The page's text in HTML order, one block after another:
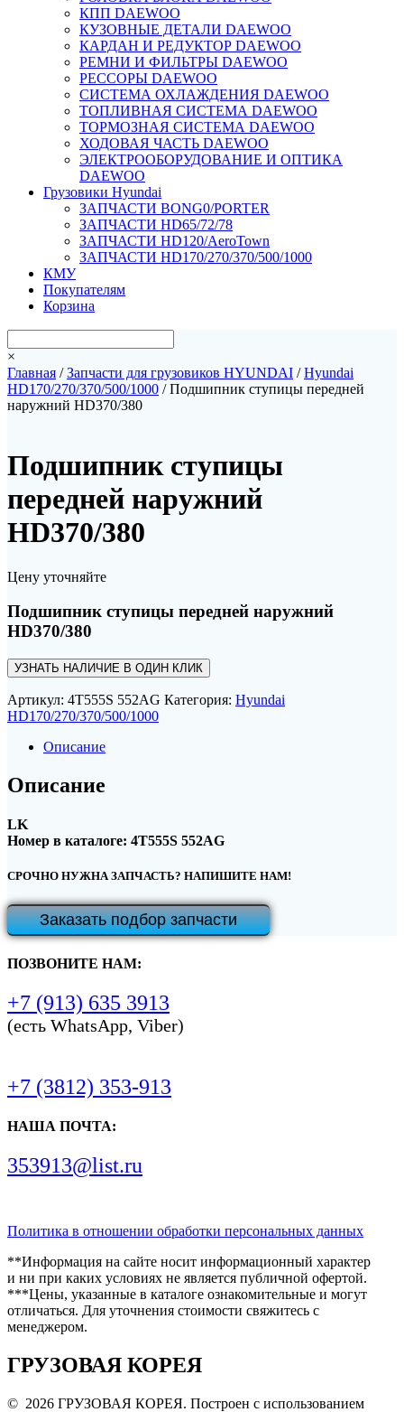
КПП DAEWOO
КУЗОВНЫЕ ДЕТАЛИ DAEWOO
КАРДАН И РЕДУКТОР DAEWOO
РЕМНИ И ФИЛЬТРЫ DAEWOO
РЕССОРЫ DAEWOO
СИСТЕМА ОХЛАЖДЕНИЯ DAEWOO
ТОПЛИВНАЯ СИСТЕМА DAEWOO
ТОРМОЗНАЯ СИСТЕМА DAEWOO
ХОДОВАЯ ЧАСТЬ DAEWOO
ЭЛЕКТРООБОРУДОВАНИЕ И ОПТИКА
DAEWOO
Грузовики Hyundai
ЗАПЧАСТИ BONG0/PORTER
ЗАПЧАСТИ HD65/72/78
ЗАПЧАСТИ HD120/AeroTown
ЗАПЧАСТИ HD170/270/370/500/1000
КМУ
Покупателям
Корзина
×
Главная /Запчасти для грузовиков HYUNDAI /Hyundai
HD170/270/370/500/1000 / Подшипник ступицы передней
наружний HD370/380
Подшипник ступицы
передней наружний
HD370/380
Цену уточняйте
Подшипник ступицы передней наружний
HD370/380
УЗНАТЬ НАЛИЧИЕ В ОДИН КЛИК
Артикул: 4T555S 552AG Категория: Hyundai
HD170/270/370/500/1000
Описание
Описание
LK
Номер в каталоге: 4T555S 552AG
СРОЧНО НУЖНА ЗАПЧАСТЬ? НАПИШИТЕ НАМ!
Заказать подбор запчасти
ПОЗВОНИТЕ НАМ:
+7 (913) 635 3913
(есть WhatsApp, Viber)
+7 (3812) 353-913
НАША ПОЧТА:
353913@list.ru
Политика в отношении обработки персональных данных
**Информация на сайте носит информационный характер
и ни при каких условиях не является публичной офертой.
***Цены, указанные в каталоге ознакомительные и могут
отличаться. Для уточнения стоимости свяжитесь с
менеджером.
ГРУЗОВАЯ КОРЕЯ
© 2026 ГРУЗОВАЯ КОРЕЯ. Построен с использованием